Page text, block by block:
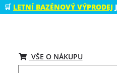
🛒 LETNÍ BAZÉNOVÝ VÝPRODEJ
VŠE O NÁKUPU